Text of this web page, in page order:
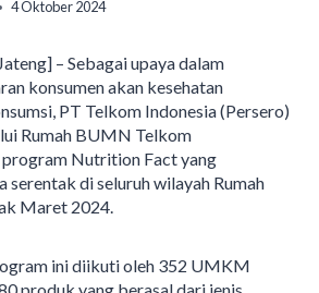
4 Oktober 2024
– Sebagai upaya dalam
konsumen akan kesehatan
PT Telkom Indonesia (Persero)
Rumah BUMN Telkom
Nutrition Fact yang
serentak di seluruh wilayah Rumah
Maret 2024.
ini diikuti oleh 352 UMKM